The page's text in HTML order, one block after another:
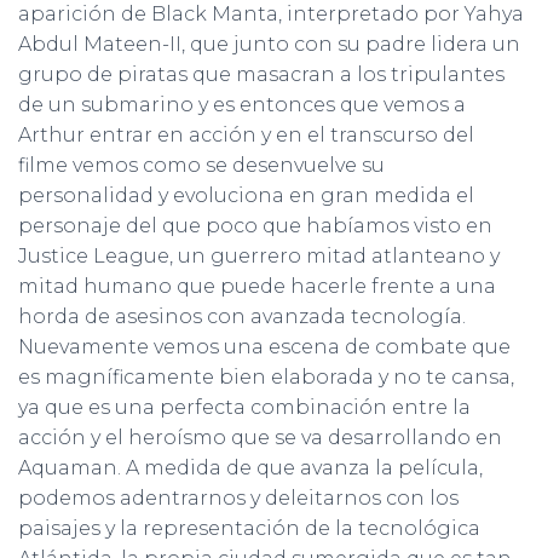
aparición de Black Manta, interpretado por Yahya
Abdul Mateen-II, que junto con su padre lidera un
grupo de piratas que masacran a los tripulantes
de un submarino y es entonces que vemos a
Arthur entrar en acción y en el transcurso del
filme vemos como se desenvuelve su
personalidad y evoluciona en gran medida el
personaje del que poco que habíamos visto en
Justice League, un guerrero mitad atlanteano y
mitad humano que puede hacerle frente a una
horda de asesinos con avanzada tecnología.
Nuevamente vemos una escena de combate que
es magníficamente bien elaborada y no te cansa,
ya que es una perfecta combinación entre la
acción y el heroísmo que se va desarrollando en
Aquaman. A medida de que avanza la película,
podemos adentrarnos y deleitarnos con los
paisajes y la representación de la tecnológica